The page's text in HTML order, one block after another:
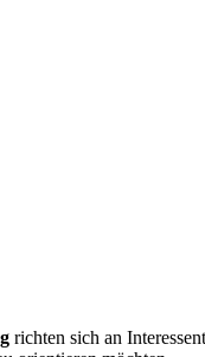
richten sich an